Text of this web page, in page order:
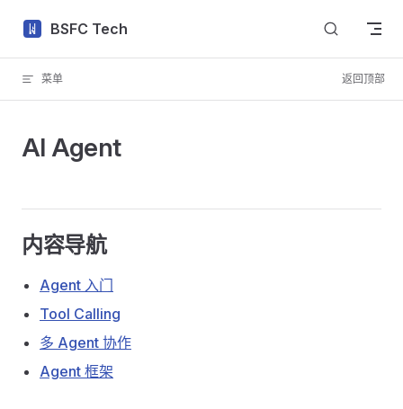
Skip to content
BSFC Tech
菜单 返回顶部
AI Agent
内容导航
Agent 入门
Tool Calling
多 Agent 协作
Agent 框架